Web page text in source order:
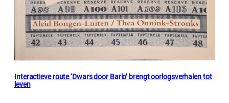
Interactieve route ‘Dwars door Barlo’ brengt oorlogsverhalen tot
leven